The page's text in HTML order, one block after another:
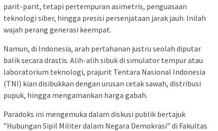
parit-parit, tetapi pertempuran asimetris, penguasaan
teknologi siber, hingga presisi persenjataan jarak jauh. Inilah
wajah perang generasi keempat.
Namun, di Indonesia, arah pertahanan justru seolah diputar
balik secara drastis. Alih-alih sibuk di simulator tempur atau
laboratorium teknologi, prajurit Tentara Nasional Indonesia
(TNI) kian disibukkan dengan urusan cetak sawah, distribusi
pupuk, hingga mengamankan harga gabah.
Paradoks ini mengemuka dalam diskusi publik bertajuk
”Hubungan Sipil Militer dalam Negara Demokrasi” di Fakultas